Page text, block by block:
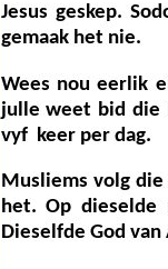
Jesus geskep.
gemaak het nie.
Wees nou eerlik
julle weet bid die
vyf keer per dag.
Musliems volg
het. Op dieselde
Dieselfde God